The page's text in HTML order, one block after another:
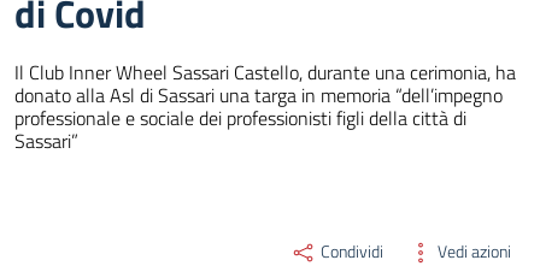
di Covid
Il Club Inner Wheel Sassari Castello, durante una cerimonia, ha
donato alla Asl di Sassari una targa in memoria “dell’impegno
professionale e sociale dei professionisti figli della città di
Sassari”
Condividi Vedi azioni